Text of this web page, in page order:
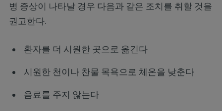
병 증상이 나타날 경우 다음과 같은 조치를 취할 것을
권고한다.
환자를 더 시원한 곳으로 옮긴다
시원한 천이나 찬물 목욕으로 체온을 낮춘다
음료를 주지 않는다